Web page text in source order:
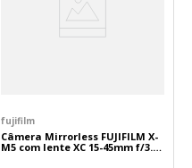
fujifilm
Câmera Mirrorless FUJIFILM X-
M5 com lente XC 15-45mm f/3.5-